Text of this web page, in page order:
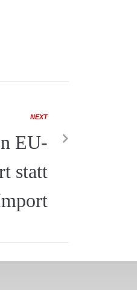
NEXT
EU-
statt